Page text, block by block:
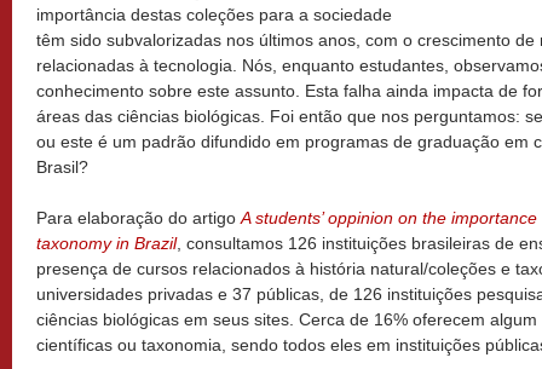
importância destas coleções para a sociedade
têm sido subvalorizadas nos últimos anos, com o crescimento
relacionadas à tecnologia. Nós, enquanto estudantes,
conhecimento sobre este assunto. Esta falha ainda impacta de
áreas das ciências biológicas. Foi então que nos perguntamos:
ou este é um padrão difundido em programas de graduação em
Brasil?
Para elaboração do artigo A students’ oppinion on the
taxonomy in Brazil, consultamos 126 instituições brasileiras de
presença de cursos relacionados à história natural/coleções e
universidades privadas e 37 públicas, de 126 instituições
ciências biológicas em seus sites. Cerca de 16% oferecem
científicas ou taxonomia, sendo todos eles em instituições